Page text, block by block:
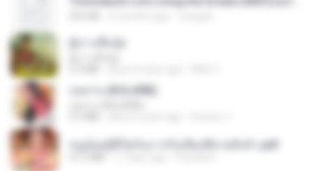
กุหลาบ (KULARB)
หนูน้อยสู้ชีวิตกับภารกิจเลี้ยงพี่ชายทั้งห้า.pdf